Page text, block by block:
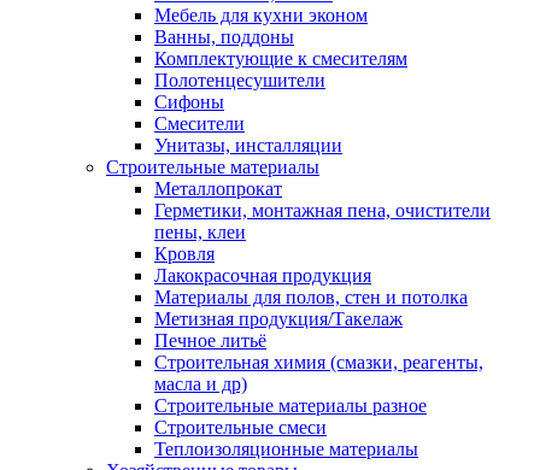
Мебель для кухни эконом
Ванны, поддоны
Комплектующие к смесителям
Полотенцесушители
Сифоны
Смесители
Унитазы, инсталляции
Строительные материалы
Металлопрокат
Герметики, монтажная пена, очистители
пены, клеи
Кровля
Лакокрасочная продукция
Материалы для полов, стен и потолка
Метизная продукция/Такелаж
Печное литьё
Строительная химия (смазки, реагенты,
масла и др)
Строительные материалы разное
Строительные смеси
Теплоизоляционные материалы